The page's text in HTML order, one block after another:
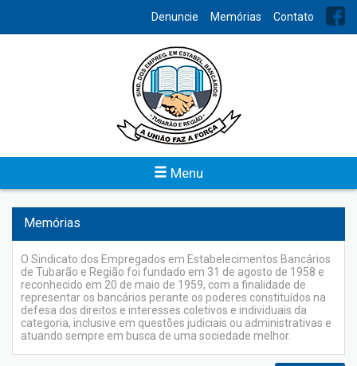
Denuncie Memórias Contato
Menu
Acordo Coletivos
No intuito de facilitar o acesso aos Acordos
Coletivos/Convenções Coletivas o Sindicato dos Bancários de
Tubarão e Região os disponibilizam por meio digital.
Memórias
O Sindicato dos Empregados em Estabelecimentos Bancários
de Tubarão e Região foi fundado em 31 de agosto de 1958 e
reconhecido em 20 de maio de 1959, com a finalidade de
representar os bancários perante os poderes constituídos na
defesa dos direitos e interesses coletivos e individuais da
categoria, inclusive em questões judiciais ou administrativas e
atuando sempre em busca de uma sociedade melhor.